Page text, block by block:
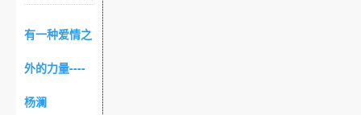
有一种爱情之
外的力量----
杨澜